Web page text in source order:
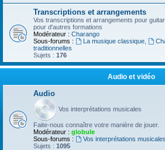
Transcriptions et arrangements
Vos transcriptions et arrangements pour
pour d'autres formations
Modérateur : Charango
Sous-forums :
La musique classique,
traditionnelles
Sujets : 176
Audio et vidéo
Audio
Vos interprétations musicales
Faite-nous connaître votre manière de jouer.
Modérateur : globule
Sous-forums :
Vos interprétations musicales
Sujets : 1095